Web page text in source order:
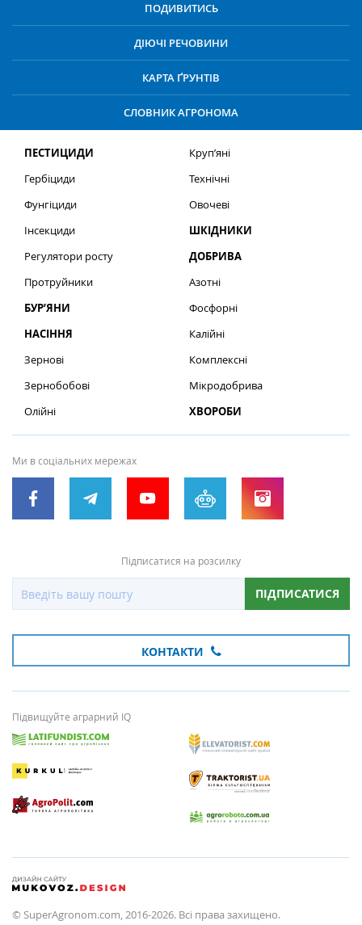
ПОДИВИТИСЬ
ДІЮЧІ РЕЧОВИНИ
КАРТА ҐРУНТІВ
СЛОВНИК АГРОНОМА
ПЕСТИЦИДИ
Гербіциди
Фунгіциди
Інсекциди
Регулятори росту
Протруйники
БУР’ЯНИ
НАСІННЯ
Зернові
Зернобобові
Олійні
Круп’яні
Технічні
Овочеві
ШКІДНИКИ
ДОБРИВА
Азотні
Фосфорні
Калійні
Комплексні
Мікродобрива
ХВОРОБИ
Ми в соціальних мережах
Підписатися на розсилку
ПІДПИСАТИСЯ
КОНТАКТИ
Підвищуйте аграрний IQ
© SuperAgronom.com, 2016-2026. Всі права захищено.